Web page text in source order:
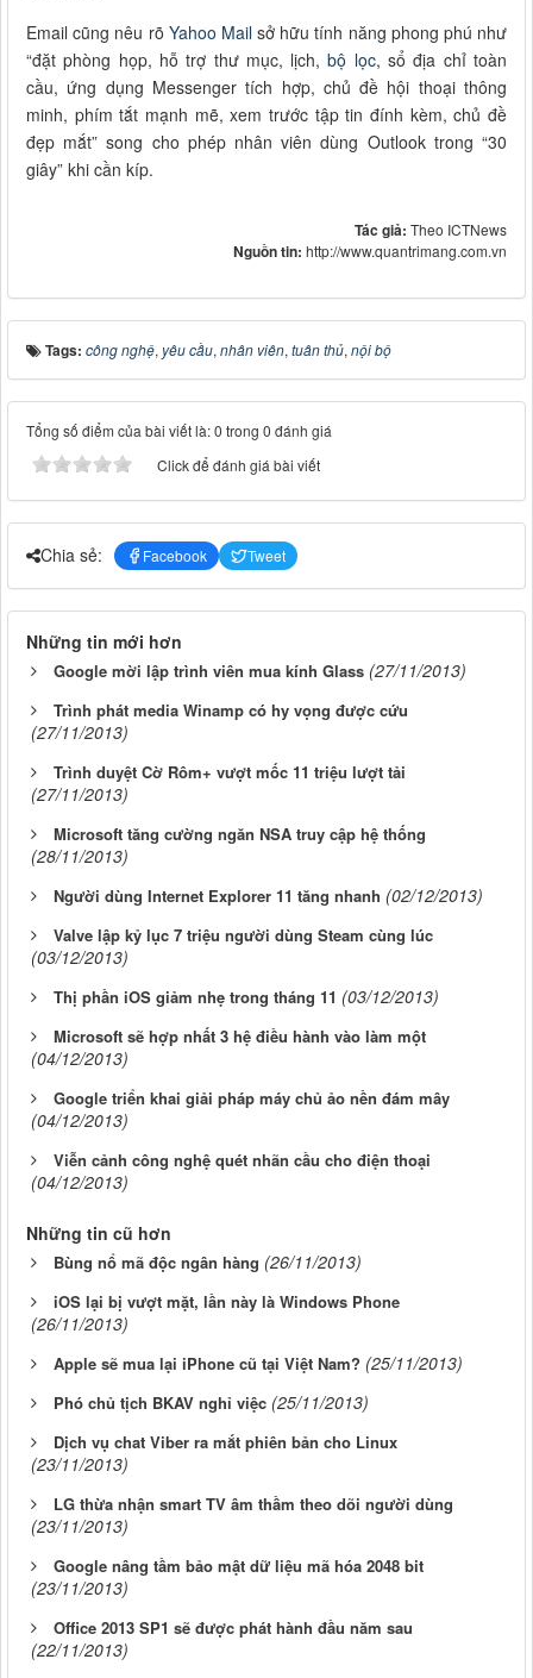
Email cũng nêu rõ Yahoo Mailsở hữu tính năng phong phú như
“đặt phòng họp, hỗ trợ thư mục, lịch,bộ lọc, sổ địa chỉ toàn
cầu, ứng dụng Messenger tích hợp, chủ đề hội thoại thông
minh, phím tắt mạnh mẽ, xem trước tập tin đính kèm, chủ đề
đẹp mắt” song cho phép nhân viên dùng Outlook trong “30
giây” khi cần kíp.
Tác giả: Theo ICTNews
Nguồn tin: http://www.quantrimang.com.vn
Tags: công nghệ, yêu cầu, nhân viên, tuân thủ, nội bộ
Tổng số điểm của bài viết là: 0 trong 0 đánh giá
Click để đánh giá bài viết
Chia sẻ: Facebook Tweet
Những tin mới hơn
Google mời lập trình viên mua kính Glass (27/11/2013)
Trình phát media Winamp có hy vọng được cứu
(27/11/2013)
Trình duyệt Cờ Rôm+ vượt mốc 11 triệu lượt tải
(27/11/2013)
Microsoft tăng cường ngăn NSA truy cập hệ thống
(28/11/2013)
Người dùng Internet Explorer 11 tăng nhanh (02/12/2013)
Valve lập kỷ lục 7 triệu người dùng Steam cùng lúc
(03/12/2013)
Thị phần iOS giảm nhẹ trong tháng 11 (03/12/2013)
Microsoft sẽ hợp nhất 3 hệ điều hành vào làm một
(04/12/2013)
Google triển khai giải pháp máy chủ ảo nền đám mây
(04/12/2013)
Viễn cảnh công nghệ quét nhãn cầu cho điện thoại
(04/12/2013)
Những tin cũ hơn
Bùng nổ mã độc ngân hàng (26/11/2013)
iOS lại bị vượt mặt, lần này là Windows Phone
(26/11/2013)
Apple sẽ mua lại iPhone cũ tại Việt Nam? (25/11/2013)
Phó chủ tịch BKAV nghỉ việc (25/11/2013)
Dịch vụ chat Viber ra mắt phiên bản cho Linux
(23/11/2013)
LG thừa nhận smart TV âm thầm theo dõi người dùng
(23/11/2013)
Google nâng tầm bảo mật dữ liệu mã hóa 2048 bit
(23/11/2013)
Office 2013 SP1 sẽ được phát hành đầu năm sau
(22/11/2013)